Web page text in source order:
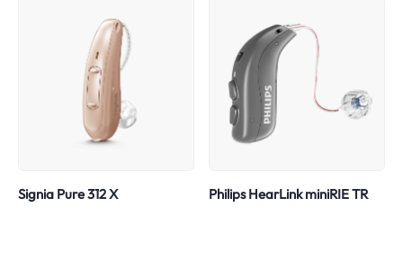
Signia Pure 312 X Philips HearLink miniRIE TR